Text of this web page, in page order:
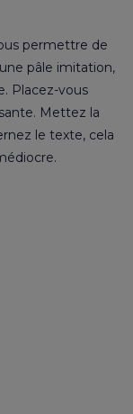
permettre de
pâle imitation,
Placez-vous
Mettez la
le texte, cela